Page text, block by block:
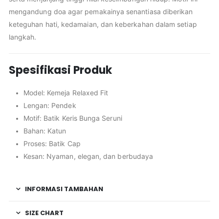
mengandung doa agar pemakainya senantiasa diberikan
keteguhan hati, kedamaian, dan keberkahan dalam setiap
langkah.
Spesifikasi Produk
Model: Kemeja Relaxed Fit
Lengan: Pendek
Motif: Batik Keris Bunga Seruni
Bahan: Katun
Proses: Batik Cap
Kesan: Nyaman, elegan, dan berbudaya
INFORMASI TAMBAHAN
SIZE CHART